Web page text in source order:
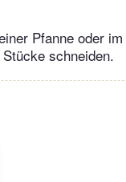
Pfanne oder im
schneiden.